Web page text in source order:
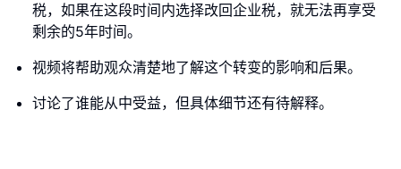
税，如果在这段时间内选择改回企业税，就无法再享受
剩余的5年时间。
视频将帮助观众清楚地了解这个转变的影响和后果。
讨论了谁能从中受益，但具体细节还有待解释。